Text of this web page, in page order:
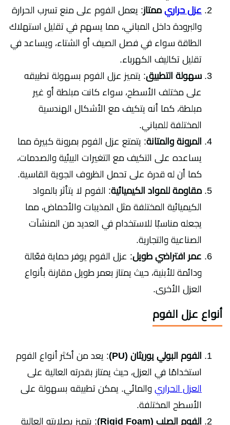
عزل حراري ممتاز: يعمل الفوم على منع تسرب الحرارة
والبرودة داخل المباني، مما يسهم في تقليل استهلاك
الطاقة سواء في فصل الصيف أو الشتاء، ويساعد في
تقليل تكاليف الكهرباء.
سهولة التطبيق: يتميز عزل الفوم بسهولة تطبيقه
على مختلف الأسطح، سواء كانت مبلطة أو غير
مبلطة، كما أنه يتكيف مع الأشكال الهندسية
المختلفة للمباني.
المرونة والمتانة: يتمتع عزل الفوم بمرونة كبيرة مما
يساعده على التكيف مع التغيرات البيئية والصدمات،
كما أن له قدرة على تحمل الظروف الجوية القاسية.
مقاومة للمواد الكيميائية: الفوم لا يتأثر بالمواد
الكيميائية المختلفة مثل المذيبات والأحماض، مما
يجعله مناسبًا للاستخدام في العديد من المنشآت
الصناعية والتجارية.
عمر افتراضي طويل: عزل الفوم يوفر حماية فعّالة
ودائمة للأبنية، حيث يمتاز بعمر طويل مقارنة بأنواع
العزل الأخرى.
أنواع عزل الفوم
الفوم البولي يوريثان (PU)
: يعد من أكثر أنواع الفوم
استخدامًا في العزل، حيث يمتاز بقدرته العالية على
العزل الحراري والمائي. يمكن تطبيقه بسهولة على
الأسطح المختلفة.
الفوم الصلب (Rigid Foam)
: يتميز بصلابته العالية